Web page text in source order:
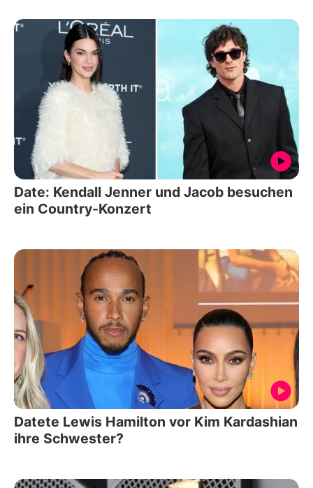
Date: Kendall Jenner und Jacob besuchen
ein Country-Konzert
Datete Lewis Hamilton vor Kim Kardashian
ihre Schwester?